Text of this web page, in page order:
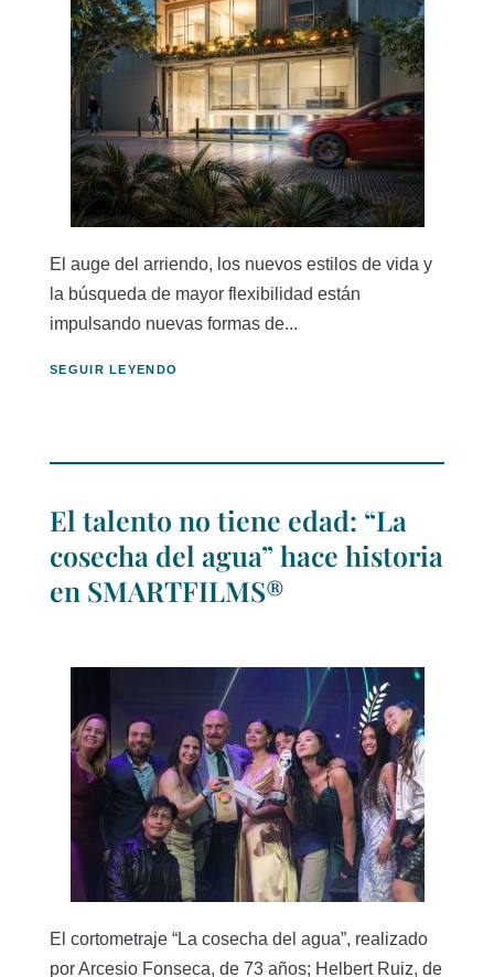
El auge del arriendo, los nuevos estilos de vida y
la búsqueda de mayor flexibilidad están
impulsando nuevas formas de...
SEGUIR LEYENDO
El talento no tiene edad: “La
cosecha del agua” hace historia
en SMARTFILMS®
El cortometraje “La cosecha del agua”, realizado
por Arcesio Fonseca, de 73 años; Helbert Ruiz, de